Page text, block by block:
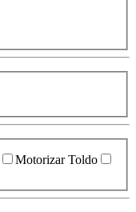
Motorizar Toldo